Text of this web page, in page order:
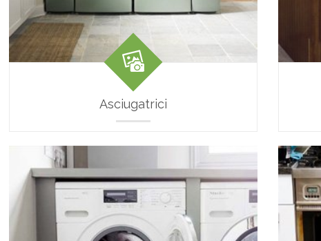
Asciugatrici